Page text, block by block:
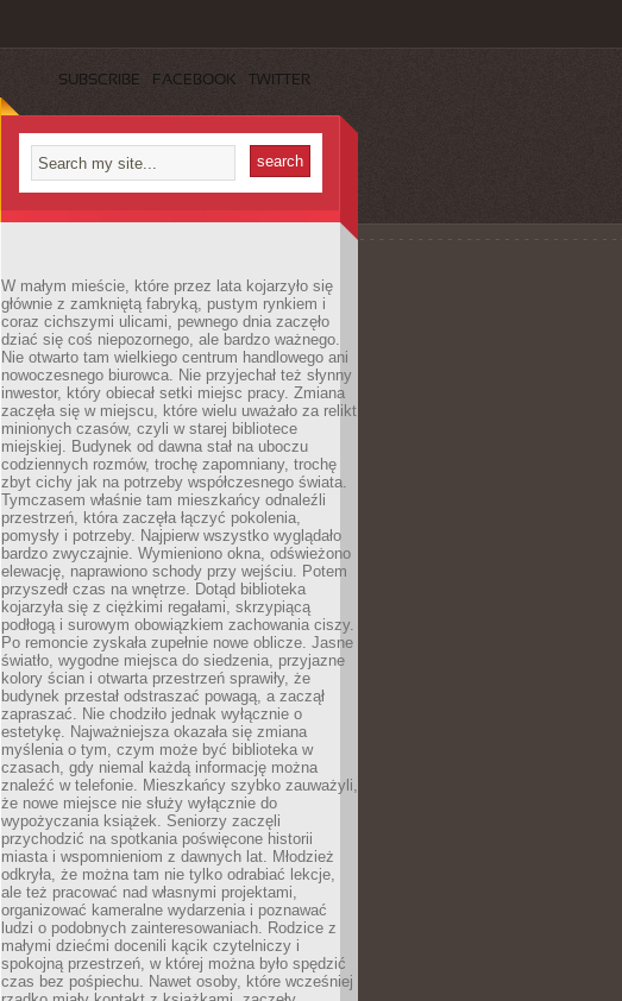
SUBSCRIBE FACEBOOK TWITTER
W małym mieście, które przez lata kojarzyło się
głównie z zamkniętą fabryką, pustym rynkiem i
coraz cichszymi ulicami, pewnego dnia zaczęło
dziać się coś niepozornego, ale bardzo ważnego.
Nie otwarto tam wielkiego centrum handlowego ani
nowoczesnego biurowca. Nie przyjechał też słynny
inwestor, który obiecał setki miejsc pracy. Zmiana
zaczęła się w miejscu, które wielu uważało za relikt
minionych czasów, czyli w starej bibliotece
miejskiej. Budynek od dawna stał na uboczu
codziennych rozmów, trochę zapomniany, trochę
zbyt cichy jak na potrzeby współczesnego świata.
Tymczasem właśnie tam mieszkańcy odnaleźli
przestrzeń, która zaczęła łączyć pokolenia,
pomysły i potrzeby. Najpierw wszystko wyglądało
bardzo zwyczajnie. Wymieniono okna, odświeżono
elewację, naprawiono schody przy wejściu. Potem
przyszedł czas na wnętrze. Dotąd biblioteka
kojarzyła się z ciężkimi regałami, skrzypiącą
podłogą i surowym obowiązkiem zachowania ciszy.
Po remoncie zyskała zupełnie nowe oblicze. Jasne
światło, wygodne miejsca do siedzenia, przyjazne
kolory ścian i otwarta przestrzeń sprawiły, że
budynek przestał odstraszać powagą, a zaczął
zapraszać. Nie chodziło jednak wyłącznie o
estetykę. Najważniejsza okazała się zmiana
myślenia o tym, czym może być biblioteka w
czasach, gdy niemal każdą informację można
znaleźć w telefonie. Mieszkańcy szybko zauważyli,
że nowe miejsce nie służy wyłącznie do
wypożyczania książek. Seniorzy zaczęli
przychodzić na spotkania poświęcone historii
miasta i wspomnieniom z dawnych lat. Młodzież
odkryła, że można tam nie tylko odrabiać lekcje,
ale też pracować nad własnymi projektami,
organizować kameralne wydarzenia i poznawać
ludzi o podobnych zainteresowaniach. Rodzice z
małymi dziećmi docenili kącik czytelniczy i
spokojną przestrzeń, w której można było spędzić
czas bez pośpiechu. Nawet osoby, które wcześniej